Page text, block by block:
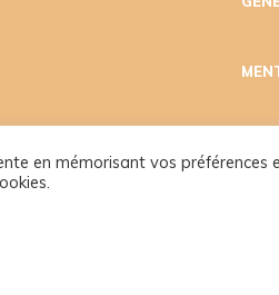
en mémorisant vos préférences